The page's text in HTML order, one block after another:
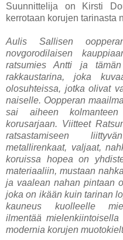
Suunnittelija on Kirsti
kerrotaan korujen tarinasta
Aulis Sallisen
novgorodilaisen
ratsumies Antti ja
rakkaustarina, joka
olosuhteissa, jotka olivat
naiselle. Oopperan
sai aiheen kolmanteen
korusarjaan. Viitteet
ratsastamiseen
metallirenkaat, valjaat,
koruissa hopea on
materiaaliin, mustaan
ja vaalean nahan pintaan
joka on ikään kuin tarinan
kauneus kuolleelle
ilmentää
modernia korujen